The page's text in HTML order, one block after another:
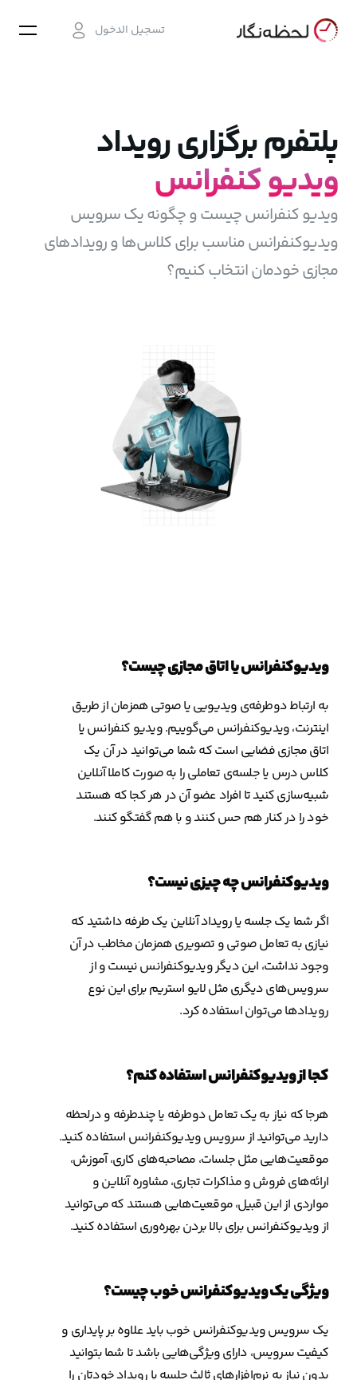
تسجيل الدخول
پلتفرم برگزاری رویداد
ویدیو کنفرانس
ویدیو کنفرانس چیست و چگونه یک سرویس
ویدیوکنفرانس مناسب برای کلاس‌ها و رویدادهای
مجازی خودمان انتخاب کنیم؟
ویدیوکنفرانس یا اتاق مجازی چیست؟
به ارتباط دوطرفه‌ی ویدیویی یا صوتی همزمان از طریق
اینترنت، ویدیوکنفرانس می‌گوییم. ویدیو کنفرانس یا
اتاق مجازی فضایی است که شما می‌توانید در آن یک
کلاس درس یا جلسه‌ی تعاملی را به صورت کاملا آنلاین
شبیه‌سازی کنید تا افراد عضو آن در هر کجا که هستند
خود را در کنار هم حس کنند و با هم گفتگو کنند.
ویدیوکنفرانس چه چیزی نیست؟
اگر شما یک جلسه یا رویداد آنلاین یک طرفه داشتید که
نیازی به تعامل صوتی و تصویری همزمان مخاطب در آن
وجود نداشت، این دیگر ویدیوکنفرانس نیست و از
سرویس‌های دیگری مثل لایو استریم برای این نوع
رویدادها می‌توان استفاده کرد.
کجا از ویدیوکنفرانس استفاده کنم؟
هرجا که نیاز به یک تعامل دوطرفه یا چندطرفه و درلحظه
دارید می‌توانید از سرویس ویدیوکنفرانس استفاده کنید.
موقعیت‌هایی مثل جلسات، مصاحبه‌های کاری، آموزش،
ارائه‌های فروش و مذاکرات تجاری، مشاوره آنلاین و
مواردی از این قبیل، موقعیت‌هایی هستند که می‌توانید
از ویدیوکنفرانس برای بالا بردن بهره‌وری استفاده کنید.
ویژگی یک ویدیوکنفرانس خوب چیست؟
یک سرویس ویدیوکنفرانس خوب باید علاوه بر پایداری و
کیفیت سرویس، دارای ویژگی‌هایی باشد تا شما بتوانید
بدون نیاز به نرم‌افزارهای ثالث جلسه یا رویداد خودتان را